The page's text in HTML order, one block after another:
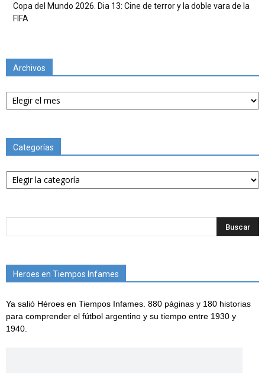
Copa del Mundo 2026. Dia 13: Cine de terror y la doble vara de la
FIFA
Archivos
Archivos
Categorías
Categorías
Heroes en Tiempos Infames
Ya salió Héroes en Tiempos Infames. 880 páginas y 180 historias
para comprender el fútbol argentino y su tiempo entre 1930 y
1940.